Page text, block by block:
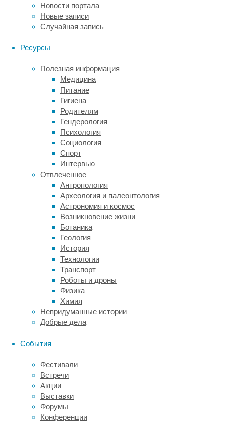
Новости портала
Новые записи
Случайная запись
Ресурсы
Полезная информация
Медицина
Питание
Гигиена
Родителям
Гендерология
Психология
Социология
Спорт
Интервью
Отвлеченное
Антропология
Археология и палеонтология
Астрономия и космос
Возникновение жизни
Ботаника
Геология
История
Технологии
Транспорт
Роботы и дроны
Физика
Химия
Непридуманные истории
Добрые дела
События
Фестивали
Встречи
Акции
Выставки
Форумы
Конференции
анализировали
связь
между
зеленого
черного
чая,
также
улуна
риском
диабета
второго
типа
у
взрослых.
Как
выяснилось,
такая
корреляция
существует:
каждая
выпитая
чашка
чая
день
снижала
вероятность
диабета
на
один
процент.
У
тех,
кто